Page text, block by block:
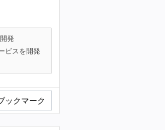
発
ビスを開発
ックマーク